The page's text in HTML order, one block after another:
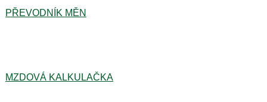
PŘEVODNÍK MĚN
MZDOVÁ KALKULAČKA